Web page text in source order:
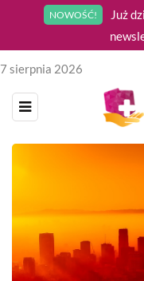
NOWOŚĆ!
Już
7 sierpnia 2026